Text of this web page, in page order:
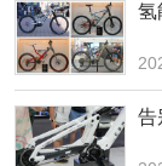
氢
告